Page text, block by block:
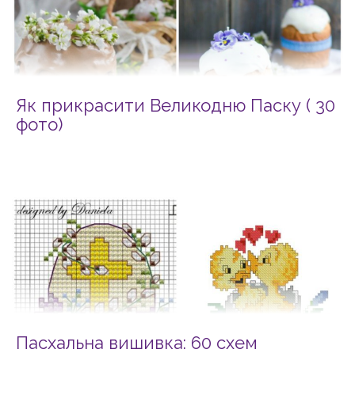
Як прикрасити Великодню Паску ( 30
фото)
Пасхальна вишивка: 60 схем